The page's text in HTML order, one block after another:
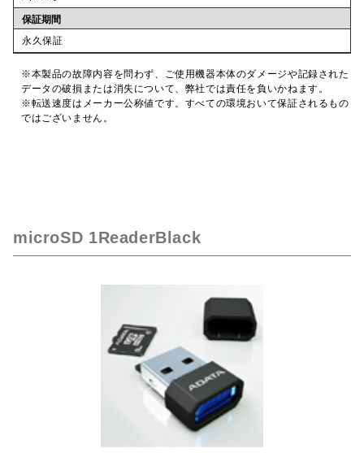
保証期間
永久保証
※本製品の故障内容を問わず、ご使用機器本体のダメージや記録された
データの破損または消失について、弊社では責任を負いかねます。
※転送速度はメーカー公称値です。すべての環境おいて保証されるもの
ではございません。
microSD 1ReaderBlack